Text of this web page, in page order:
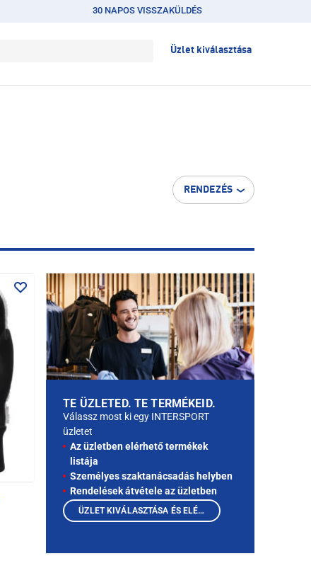
30 NAPOS VISSZAKÜLDÉS
Üzlet kiválasztása
RENDEZÉS
TE ÜZLETED. TE TERMÉKEID.
Válassz most ki egy INTERSPORT
üzletet
Az üzletben elérhető termékek
listája
Személyes szaktanácsadás helyben
Rendelések átvétele az üzletben
ÜZLET KIVÁLASZTÁSA ÉS ELÉRHETŐ TERMÉKEK MEGTEKINTÉSE